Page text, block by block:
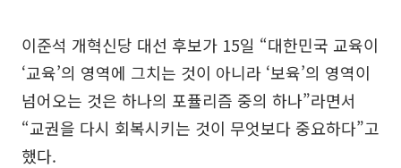
이준석 개혁신당 대선 후보가 15일 “대한민국 교육이
‘교육’의 영역에 그치는 것이 아니라 ‘보육’의 영역이
넘어오는 것은 하나의 포퓰리즘 중의 하나”라면서
“교권을 다시 회복시키는 것이 무엇보다 중요하다”고
했다.